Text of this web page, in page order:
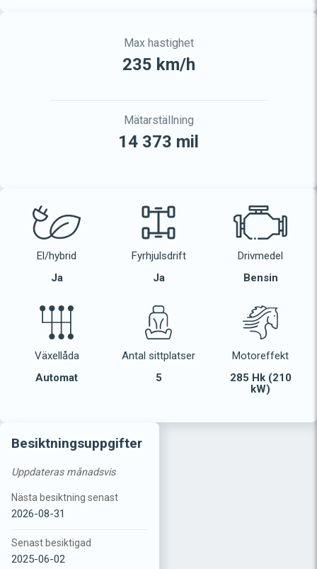
Max hastighet
235 km/h
Mätarställning
14 373 mil
El/hybrid
Ja
Fyrhjulsdrift
Ja
Drivmedel
Bensin
Växellåda
Automat
Antal sittplatser
5
Motoreffekt
285 Hk (210
kW)
Besiktningsuppgifter
Uppdateras månadsvis
Nästa besiktning senast
2026-08-31
Senast besiktigad
2025-06-02